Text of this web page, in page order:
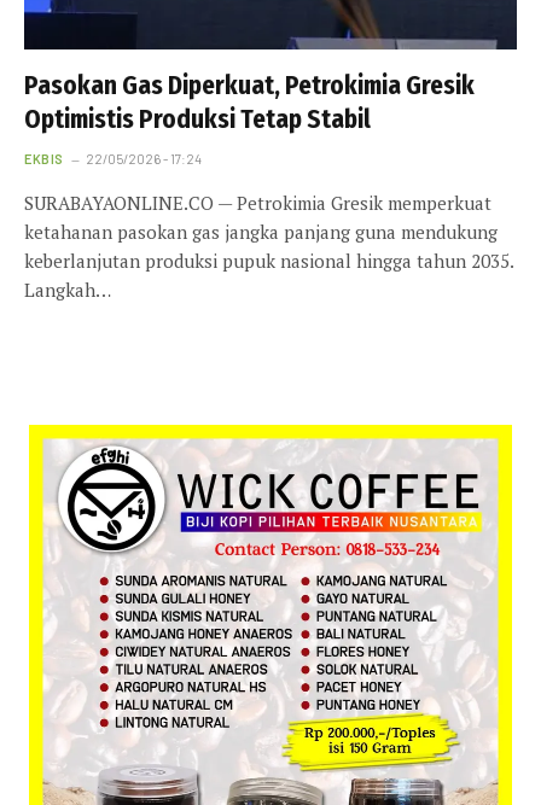
Pasokan Gas Diperkuat, Petrokimia Gresik
Optimistis Produksi Tetap Stabil
EKBIS 22/05/2026 - 17:24
SURABAYAONLINE.CO — Petrokimia Gresik memperkuat
ketahanan pasokan gas jangka panjang guna mendukung
keberlanjutan produksi pupuk nasional hingga tahun 2035.
Langkah…